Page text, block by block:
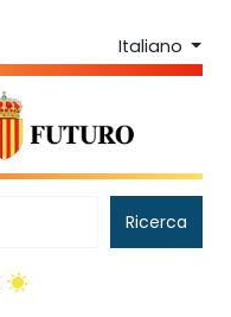
Italiano
Ricerca